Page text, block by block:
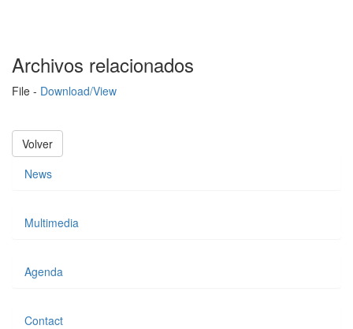
Archivos relacionados
File - Download/View
Volver
News
Multimedia
Agenda
Contact